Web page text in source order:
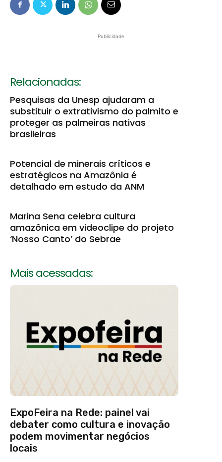
Publicidade
Relacionadas:
Pesquisas da Unesp ajudaram a
substituir o extrativismo do palmito e
proteger as palmeiras nativas
brasileiras
Potencial de minerais críticos e
estratégicos na Amazônia é
detalhado em estudo da ANM
Marina Sena celebra cultura
amazônica em videoclipe do projeto
‘Nosso Canto’ do Sebrae
Mais acessadas:
ExpoFeira na Rede: painel vai
debater como cultura e inovação
podem movimentar negócios
locais